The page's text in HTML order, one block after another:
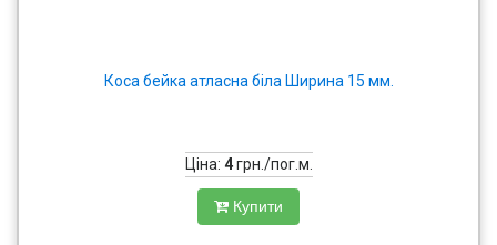
Коса бейка атласна біла Ширина 15 мм.
Ціна: 4грн./пог.м.
Купити